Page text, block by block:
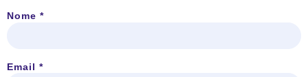
Nome *
Email *